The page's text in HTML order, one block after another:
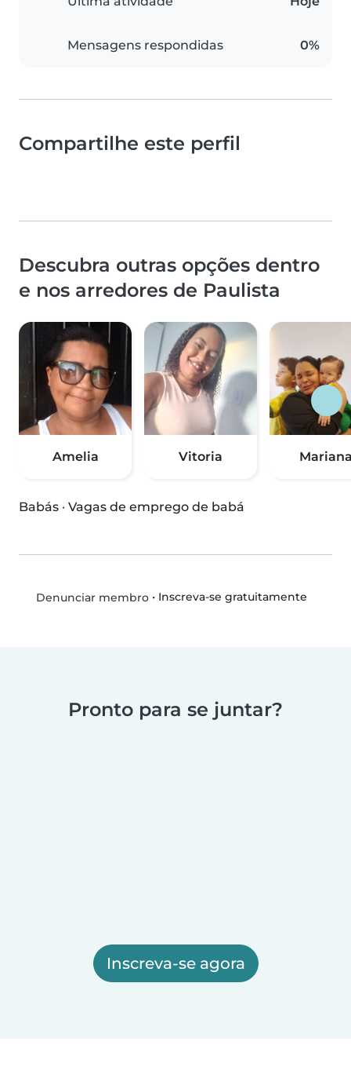
Mensagens respondidas 0%
Compartilhe este perfil
Descubra outras opções dentro
e nos arredores de Paulista
Amelia Vitoria
Babás · Vagas de emprego de babá
Denunciar membro• Inscreva-se gratuitamente
Pronto para se juntar?
Inscreva-se agora